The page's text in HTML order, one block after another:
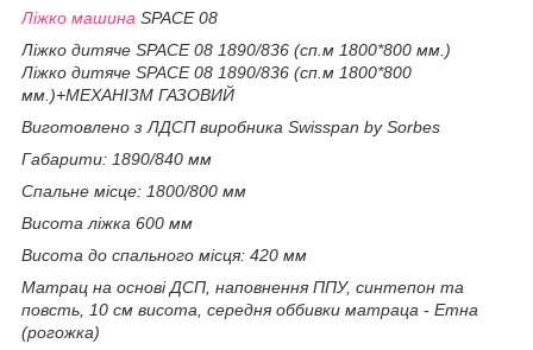
Ліжко машина SPACE 08
Ліжко дитяче SPACE 08 1890/836 (сп.м 1800*800 мм.)
Ліжко дитяче SPACE 08 1890/836 (сп.м 1800*800
мм.)+МЕХАНІЗМ ГАЗОВИЙ
Виготовлено з ЛДСП виробника Swisspan by Sorbes
Габарити: 1890/840 мм
Спальне місце: 1800/800 мм
Висота ліжка 600 мм
Висота до спального місця: 420 мм
Матрац на основі ДСП, наповнення ППУ, синтепон та
повсть, 10 см висота, середня оббивки матраца - Етна
(рогожка)